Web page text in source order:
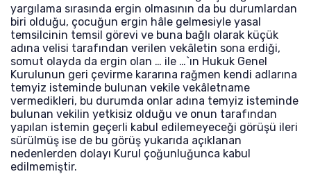
yargılama sırasında ergin olmasının da bu durumlardan
biri olduğu, çocuğun ergin hâle gelmesiyle yasal
temsilcinin temsil görevi ve buna bağlı olarak küçük
adına velisi tarafından verilen vekâletin sona erdiği,
somut olayda da ergin olan … ile …`ın Hukuk Genel
Kurulunun geri çevirme kararına rağmen kendi adlarına
temyiz isteminde bulunan vekile vekâletname
vermedikleri, bu durumda onlar adına temyiz isteminde
bulunan vekilin yetkisiz olduğu ve onun tarafından
yapılan istemin geçerli kabul edilemeyeceği görüşü ileri
sürülmüş ise de bu görüş yukarıda açıklanan
nedenlerden dolayı Kurul çoğunluğunca kabul
edilmemiştir.